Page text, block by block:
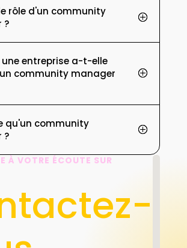
rôle d'un community
?
une entreprise a-t-elle
community manager
qu'un community
?
À VOTRE ÉCOUTE SUR